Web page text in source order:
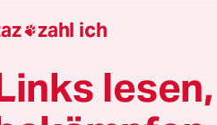
hält an. Andreas
also uns allen,
so gut kann wie
zahl ich